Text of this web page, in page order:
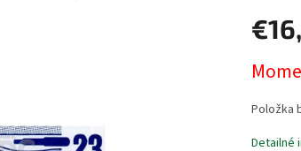
cena:
Položka
Detailné